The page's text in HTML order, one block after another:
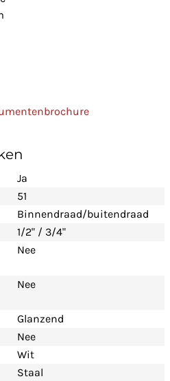
Ja
51
Binnendraad/buitendraad
1/2" / 3/4"
Nee
Nee
Glanzend
Nee
Wit
Staal